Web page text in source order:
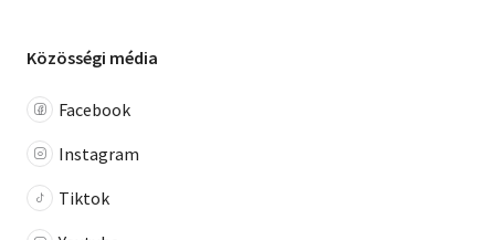
Közösségi média
Facebook
Instagram
Tiktok